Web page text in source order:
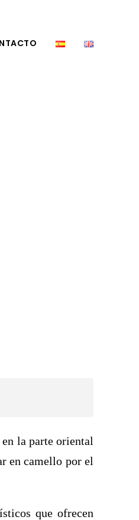
la parte oriental
en camello por el
que ofrecen